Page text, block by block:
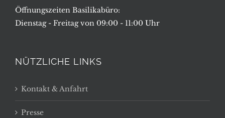
Öffnungszeiten Basilikabüro:
Dienstag - Freitag von 09:00 - 11:00 Uhr
NÜTZLICHE LINKS
Kontakt & Anfahrt
Presse